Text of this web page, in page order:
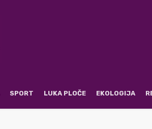
SPORT LUKA PLOČE EKOLOGIJA